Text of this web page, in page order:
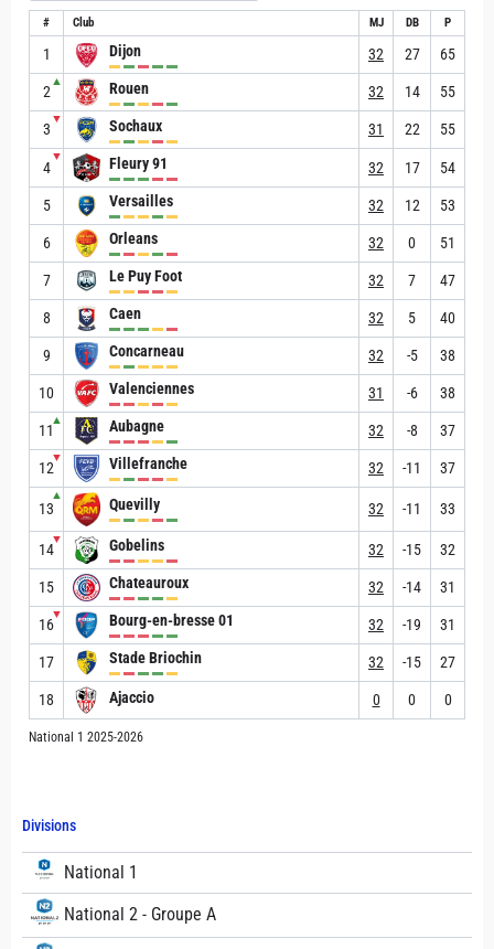
Divisions
National 1
National 2 - Groupe A
# Club MJ DB P
1 Dijon 32 27 65
2
▲ Rouen 32 14 55
3
▼ Sochaux 31 22 55
4
▼ Fleury 91 32 17 54
5 Versailles 32 12 53
6 Orleans 32 0 51
7 Le Puy Foot 32 7 47
8 Caen 32 5 40
9 Concarneau 32 -5 38
10 Valenciennes 31 -6 38
11
▲ Aubagne 32 -8 37
12
▼ Villefranche 32 -11 37
13
▲
Quevilly 32 -11 33
14
▼ Gobelins 32 -15 32
15 Chateauroux 32 -14 31
16
▼ Bourg-en-bresse 01 32 -19 31
17 Stade Briochin 32 -15 27
18 Ajaccio 0 0 0
National 1 2025-2026